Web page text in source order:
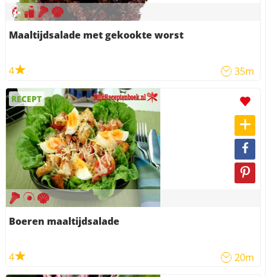
Maaltijdsalade met gekookte worst
4 35m
RECEPT
Boeren maaltijdsalade
4 20m